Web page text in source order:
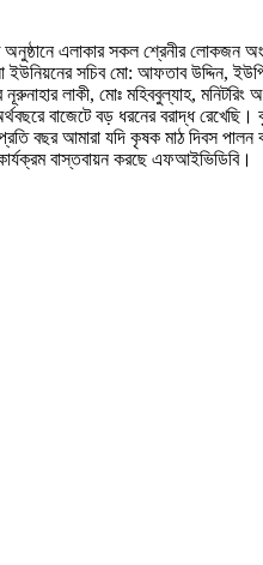
এলাকার সকল শ্রেনীর লোকজন
ইউনিয়নের সচিব মো: আফতাব উদ্দিন,
লাকী, মোঃ মহিববুল্যাহ, মনিটরিং
বাজেটে বড় ধরনের বরাদ্ধ রেখেছি।
বছর আমারা যদি কৃষক মাঠ দিবস পালন
বাস্তবায়ন করছে এফআইভিডিবি।